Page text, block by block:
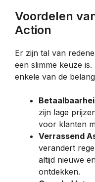
Voordelen van Winkelen bij
Action
Er zijn tal van
een slimme keuze
enkele van de
zijn lage
voor klanten
Verrassend
verandert
altijd nieuwe
ontdekken.